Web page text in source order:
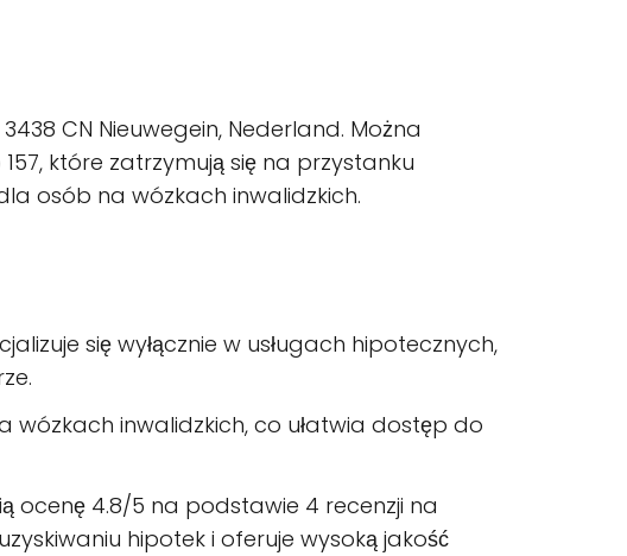
CN Nieuwegein, Nederland. Można
które zatrzymują się na przystanku
osób na wózkach inwalidzkich.
się wyłącznie w usługach hipotecznych,
wózkach inwalidzkich, co ułatwia dostęp do
ocenę 4.8/5 na podstawie 4 recenzji na
hipotek i oferuje wysoką jakość